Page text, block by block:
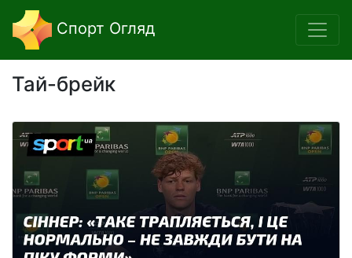
Спорт Огляд
Тай-брейк